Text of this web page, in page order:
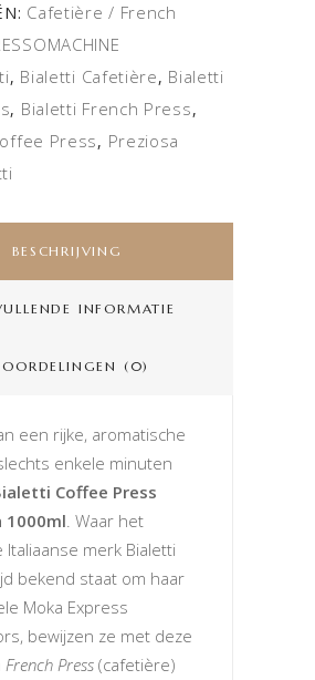
Cafetière / French
, Bialetti Cafetière, Bialetti
, Bialetti French Press,
Press, Preziosa
BESCHRIJVING
INFORMATIE
(0)
een rijke, aromatische
enkele minuten
Coffee Press
1000ml. Waar het
Italiaanse merk Bialetti
bekend staat om haar
Moka Express
bewijzen ze met deze
French Press (cafetière)